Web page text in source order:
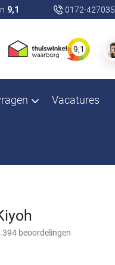
9,1 0172-427035
9,1
Vacatures
beoordelingen